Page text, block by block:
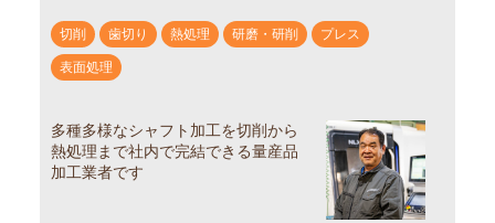
切削 歯切り 熱処理 研磨・研削 プレス
表面処理
多種多様なシャフト加工を切削から
熱処理まで社内で完結できる量産品
加工業者です